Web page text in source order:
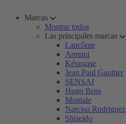
Marcas
Mostrar todos
Las principales marcas
Lancôme
Armani
Kérastase
Jean Paul Gaultier
SENSAI
Hugo Boss
Montale
Narciso Rodriguez
Shiseido